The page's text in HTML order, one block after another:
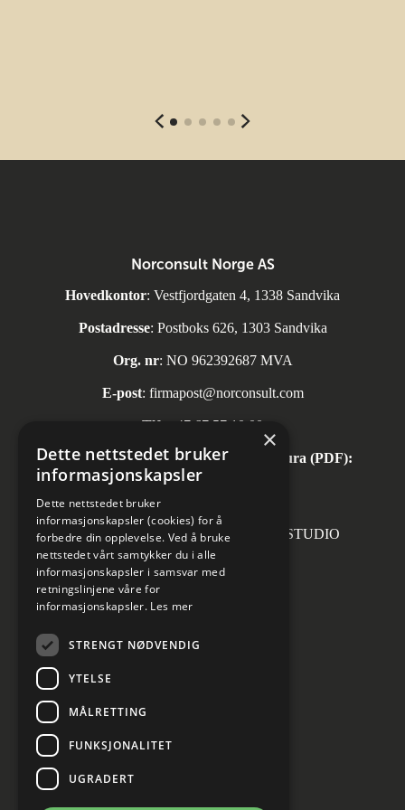
Norconsult Norge AS
Hovedkontor: Vestfjordgaten 4, 1338 Sandvika
Postadresse: Postboks 626, 1303 Sandvika
Org. nr: NO 962392687 MVA
E-post: firmapost@norconsult.com
Tlf: +47 67 57 10 00
Automatisk mottak av inngående faktura (PDF):
invoice.no@norconsult.com
Forsidefoto: RASMUS HJORTSHOJ STUDIO
Cookies innstillinger
×
Dette nettstedet bruker
informasjonskapsler
Dette nettstedet bruker
informasjonskapsler (cookies) for å
forbedre din opplevelse. Ved å bruke
nettstedet vårt samtykker du i alle
informasjonskapsler i samsvar med
retningslinjene våre for
informasjonskapsler. Les mer
STRENGT NØDVENDIG
YTELSE
MÅLRETTING
FUNKSJONALITET
UGRADERT